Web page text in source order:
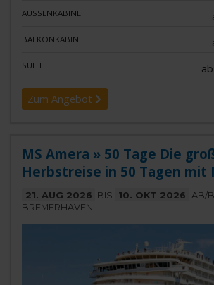
AUSSENKABINE
BALKONKABINE
SUITE
Zum Angebot
MS Amera » 50 Tage Die
Herbstreise in 50 Tagen mit
21. AUG 2026 BIS 10. OKT 2026
AB/
BREMERHAVEN